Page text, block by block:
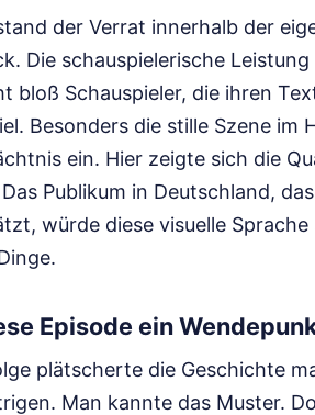
der Verrat innerhalb der
Die schauspielerische
bloß Schauspieler, die ihren
Besonders die stille Szene
ein. Hier zeigte sich die
Publikum in Deutschland,
würde diese visuelle
Episode ein
plätscherte die Geschichte
Man kannte das Muster.